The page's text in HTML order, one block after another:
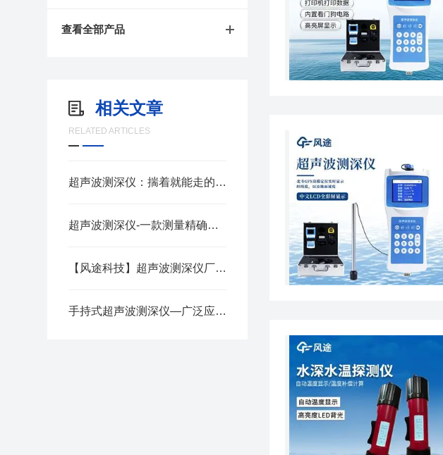
查看全部产品
相关文章
RELATED ARTICLES
超声波测深仪：揣着就能走的测深工具，野外应急测水深再也不麻烦
超声波测深仪-一款测量精确的便携式超声波测深仪
【风途科技】超声波测深仪厂家—应急水利工程用的便携式测水深仪器
手持式超声波测深仪—广泛应用于各种水域的深度测量@2024全网推送